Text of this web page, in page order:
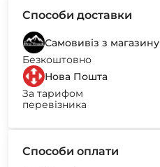
Способи доставки
Самовивіз з магазину
Безкоштовно
Нова Пошта
За тарифом
перевізника
Способи оплати